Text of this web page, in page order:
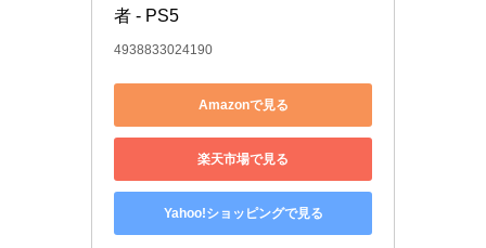
者 - PS5
4938833024190
Amazonで見る
楽天市場で見る
Yahoo!ショッピングで見る